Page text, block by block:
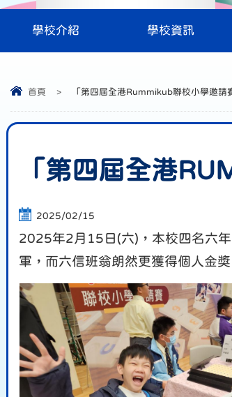
學校介紹 學校資訊
首頁 > 「第四屆全港Rummikub聯校小學邀請
「第四屆全港
2025/02/15
2025年2月15日(六)，本校四名六
軍，而六信班翁朗然更獲得個人金獎